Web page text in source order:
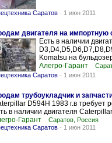
Саратов - 1 июн 2011
двигателя на импортную
Eсть в наличии
Komatsu на
Алегро-Гарант
Саратов - 1 июн 2011
трубоукладчик и
D594H 1983 г.в требует
в наличии двигателя
Гарант
Саратов, Россия
Саратов - 1 июн 2011